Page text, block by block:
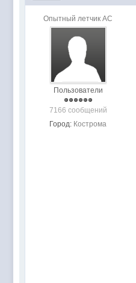
Опытный летчик АС
Пользователи
7166 сообщений
Город: Кострома